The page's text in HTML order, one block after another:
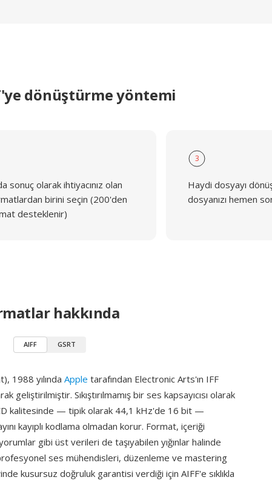
dönüştürme yöntemi
sonuç olarak ihtiyacınız olan
birini seçin (200'den
desteklenir)
3
Haydi dosyayı
dosyanızı hemen
hakkında
AIFF GSRT
1988 yılında Apple tarafından Electronic Arts'ın IFF
geliştirilmiştir. Sıkıştırılmamış bir ses kapsayıcısı olarak
kalitesinde — tipik olarak 44,1 kHz'de 16 bit —
kayıplı kodlama olmadan korur. Format, içeriği
gibi üst verileri de taşıyabilen yığınlar halinde
ses mühendisleri, düzenleme ve mastering
kusursuz doğruluk garantisi verdiği için AIFF'e sıklıkla